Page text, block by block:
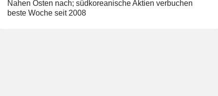
Nahen Osten nach; südkoreanische Aktien verbuchen
beste Woche seit 2008